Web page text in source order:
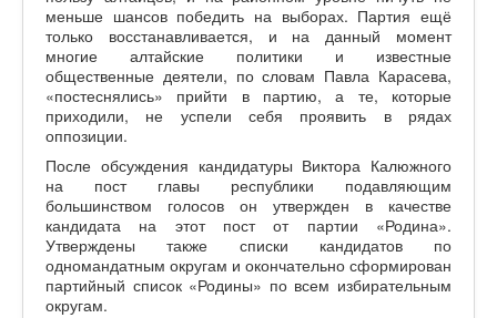
меньше шансов победить на выборах. Партия ещё
только восстанавливается, и на данный момент
многие алтайские политики и известные
общественные деятели, по словам Павла Карасева,
«постеснялись» прийти в партию, а те, которые
приходили, не успели себя проявить в рядах
оппозиции.
После обсуждения кандидатуры Виктора Калюжного
на пост главы республики подавляющим
большинством голосов он утвержден в качестве
кандидата на этот пост от партии «Родина».
Утверждены также списки кандидатов по
одномандатным округам и окончательно сформирован
партийный список «Родины» по всем избирательным
округам.